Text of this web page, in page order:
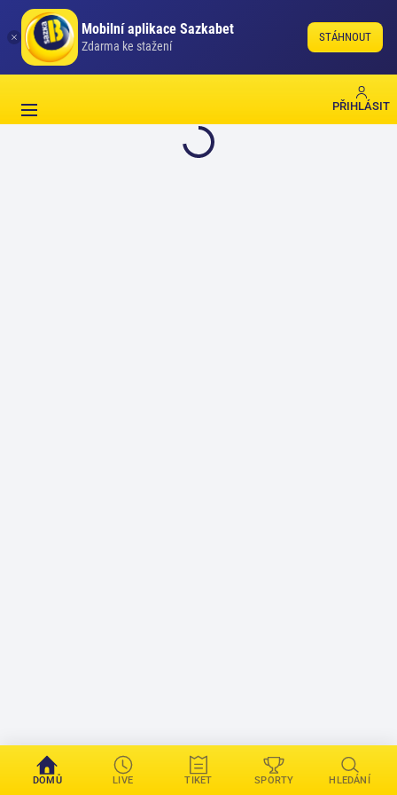
Mobilní aplikace Sazkabet
Zdarma ke stažení
STÁHNOUT
PŘIHLÁSIT
DOMŮ LIVE TIKET SPORTY HLEDÁNÍ